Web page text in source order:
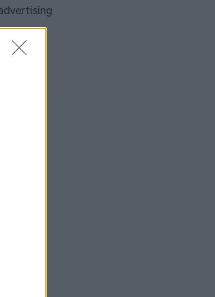
συμπίεσης του
αγωγού φυσικού αερίου
με στρατηγικό
Πυρκαγιά σε χαμηλή
Σίνδο
Επαναγόρασε
αξίας 4,5 δισ. δολαρίων το
των Στενών του
ουσιαστικά
η απάντηση του ΠΑΣΟΚ
σε καιρούς
ετών ανήκει η σορός που